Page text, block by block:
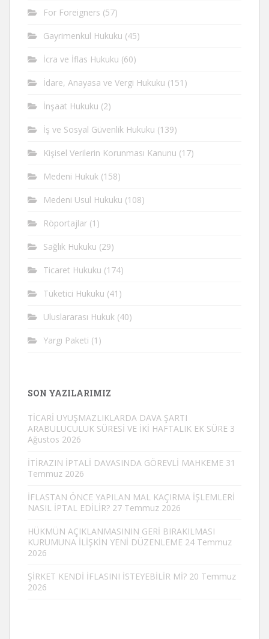
For Foreigners (57)
Gayrimenkul Hukuku (45)
İcra ve İflas Hukuku (60)
İdare, Anayasa ve Vergi Hukuku (151)
İnşaat Hukuku (2)
İş ve Sosyal Güvenlik Hukuku (139)
Kişisel Verilerin Korunması Kanunu (17)
Medeni Hukuk (158)
Medeni Usul Hukuku (108)
Röportajlar (1)
Sağlık Hukuku (29)
Ticaret Hukuku (174)
Tüketici Hukuku (41)
Uluslararası Hukuk (40)
Yargı Paketi (1)
SON YAZILARIMIZ
TİCARİ UYUŞMAZLIKLARDA DAVA ŞARTI
ARABULUCULUK SÜRESİ VE İKİ HAFTALIK EK SÜRE 3
Ağustos 2026
İTİRAZIN İPTALİ DAVASINDA GÖREVLİ MAHKEME 31
Temmuz 2026
İFLASTAN ÖNCE YAPILAN MAL KAÇIRMA İŞLEMLERİ
NASIL İPTAL EDİLİR? 27 Temmuz 2026
HÜKMÜN AÇIKLANMASININ GERİ BIRAKILMASI
KURUMUNA İLİŞKİN YENİ DÜZENLEME 24 Temmuz
2026
ŞİRKET KENDİ İFLASINI İSTEYEBİLİR Mİ? 20 Temmuz
2026